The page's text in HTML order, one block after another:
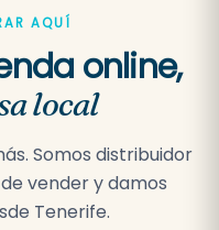
AQUÍ
online,
local
Somos distribuidor
vender y damos
Tenerife.